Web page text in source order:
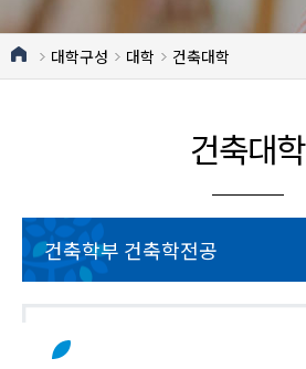
대학구성 대학 건축대학
건축대학
건축학부 건축학전공